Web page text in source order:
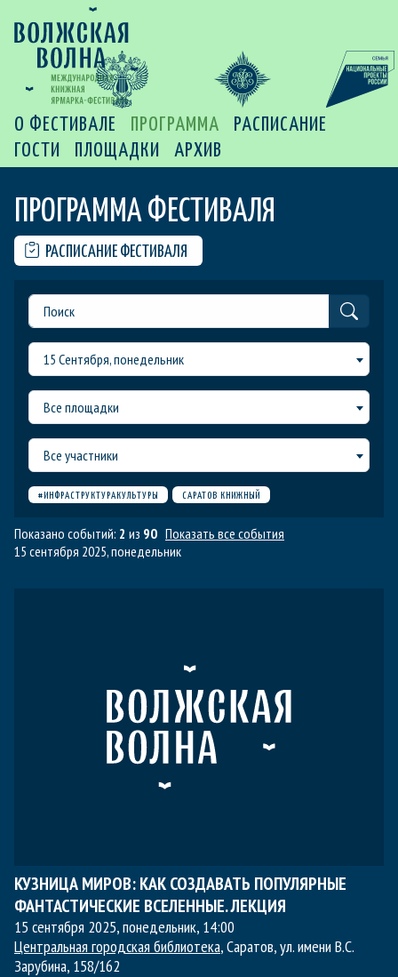
О ФЕСТИВАЛЕ ПРОГРАММА
РАСПИСАНИЕ
ГОСТИ
ПЛОЩАДКИ АРХИВ
ПРОГРАММА ФЕСТИВАЛЯ
РАСПИСАНИЕ ФЕСТИВАЛЯ
15 Сентября, понедельник
Все площадки
Все участники
#ИНФРАСТРУКТУРАКУЛЬТУРЫ САРАТОВ КНИЖНЫЙ
Показано событий: 2 из 90 Показать все события
15 сентября 2025, понедельник
КУЗНИЦА МИРОВ: КАК СОЗДАВАТЬ ПОПУЛЯРНЫЕ
ФАНТАСТИЧЕСКИЕ ВСЕЛЕННЫЕ. ЛЕКЦИЯ
15 сентября 2025, понедельник, 14:00
Центральная городская библиотека, Саратов, ул. имени В.С.
Зарубина, 158/162